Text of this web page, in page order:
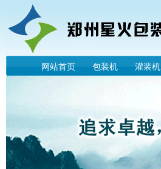
网站首页 包装机 灌装机